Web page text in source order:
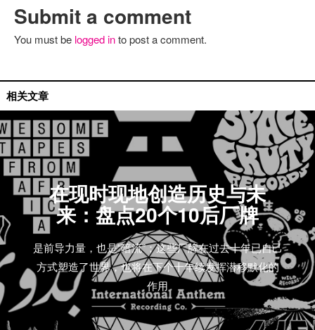
Submit a comment
You must be logged into post a comment.
相关文章
在现时现地创造历史与未
来：盘点20个10后厂牌
是前导力量，也是“暗流”；这些厂牌在过去十年已自己
方式塑造了世界，也将在下个十年续发挥潜移默化的
作用
艺人推荐